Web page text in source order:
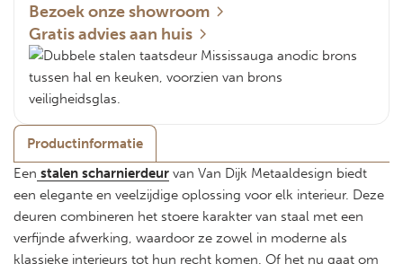
Bezoek onze showroom
Gratis advies aan huis
Productinformatie
Een stalen scharnierdeur van Van Dijk Metaaldesign biedt
een elegante en veelzijdige oplossing voor elk interieur. Deze
deuren combineren het stoere karakter van staal met een
verfijnde afwerking, waardoor ze zowel in moderne als
klassieke interieurs tot hun recht komen. Of het nu gaat om